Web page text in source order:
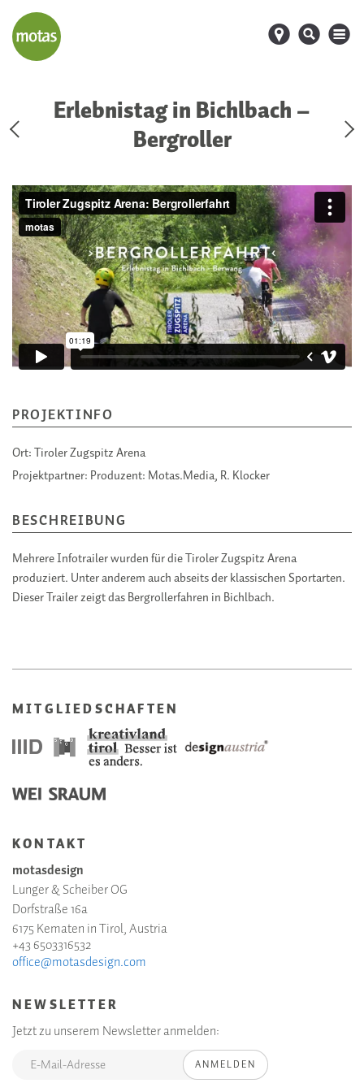
d s M
Erlebnistag in Bichlbach –
Bergroller
PROJEKTINFO
Ort:Tiroler Zugspitz Arena
Projektpartner: Produzent: Motas.Media, R. Klocker
BESCHREIBUNG
Mehrere Infotrailer wurden für die Tiroler Zugspitz Arena
produziert. Unter anderem auch abseits der klassischen Sportarten.
Dieser Trailer zeigt das Bergrollerfahren in Bichlbach.
MITGLIEDSCHAFTEN
KONTAKT
motasdesign
Lunger & Scheiber OG
Dorfstraße 16a
6175 Kematen in Tirol, Austria
+43 6503316532
office@motasdesign.com
NEWSLETTER
Jetzt zu unserem Newsletter anmelden:
ANMELDEN